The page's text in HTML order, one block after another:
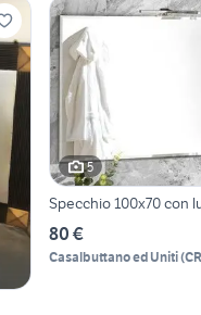
5
Specchio 100x70 con
80 €
Casalbuttano ed Uniti(CR